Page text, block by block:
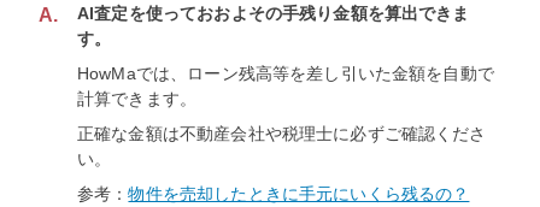
A.
AI査定を使っておおよその手残り金額を算出できま
す。
HowMaでは、ローン残高等を差し引いた金額を自動で
計算できます。
正確な金額は不動産会社や税理士に必ずご確認くださ
い。
参考：物件を売却したときに手元にいくら残るの？